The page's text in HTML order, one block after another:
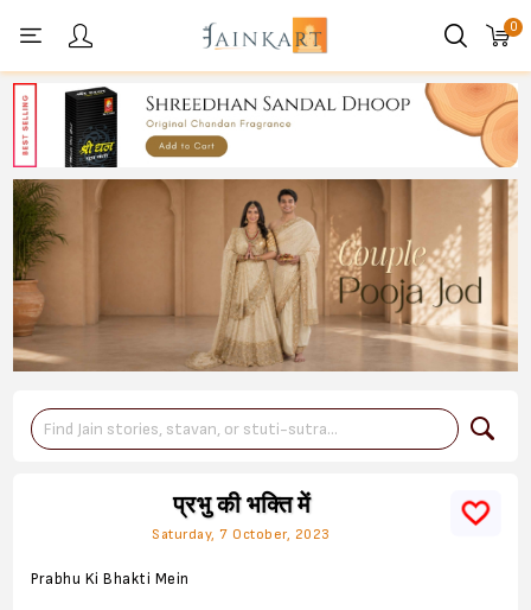
0
प्रभु की भक्ति में
Saturday, 7 October, 2023
Prabhu Ki Bhakti Mein